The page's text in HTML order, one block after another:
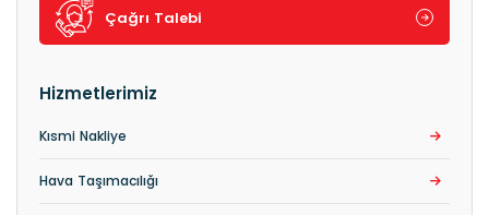
Çağrı Talebi
Hizmetlerimiz
Kısmi Nakliye
Hava Taşımacılığı